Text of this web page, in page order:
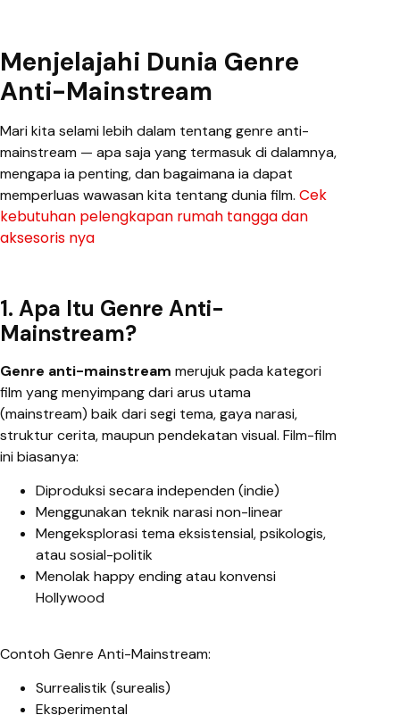
Menjelajahi Dunia Genre
Anti-Mainstream
Mari kita selami lebih dalam tentang genre anti-
mainstream — apa saja yang termasuk di dalamnya,
mengapa ia penting, dan bagaimana ia dapat
memperluas wawasan kita tentang dunia film. Cek
kebutuhan pelengkapan rumah tangga dan
aksesoris nya
1. Apa Itu Genre Anti-
Mainstream?
Genre anti-mainstream merujuk pada kategori
film yang menyimpang dari arus utama
(mainstream) baik dari segi tema, gaya narasi,
struktur cerita, maupun pendekatan visual. Film-film
ini biasanya:
Diproduksi secara independen (indie)
Menggunakan teknik narasi non-linear
Mengeksplorasi tema eksistensial, psikologis,
atau sosial-politik
Menolak happy ending atau konvensi
Hollywood
Contoh Genre Anti-Mainstream:
Surrealistik (surealis)
Eksperimental